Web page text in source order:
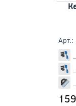
Арт.: